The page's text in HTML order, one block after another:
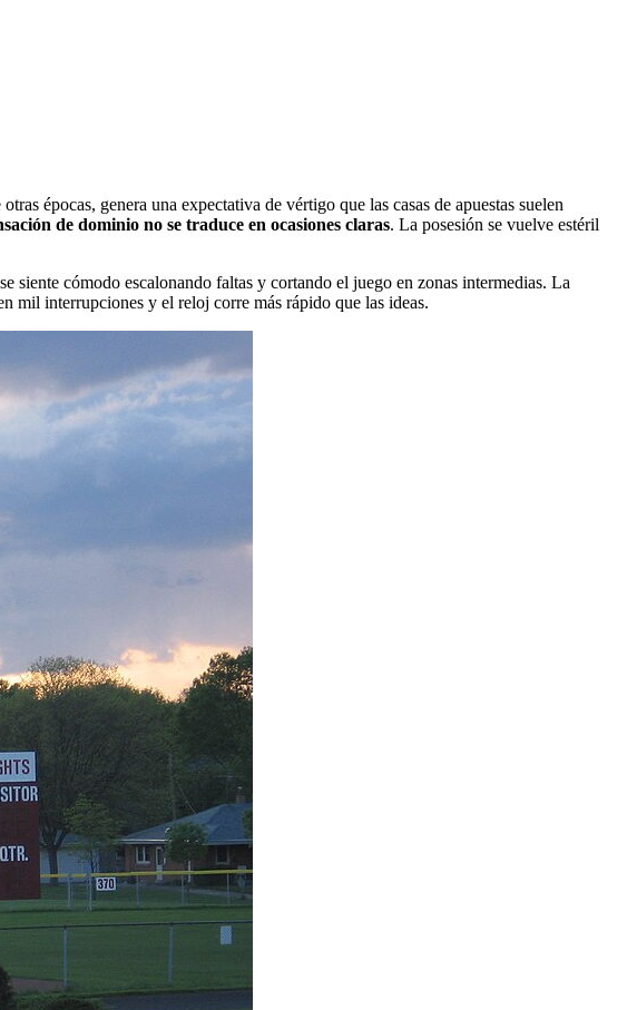
épocas, genera una expectativa de vértigo que las casas de apuestas suelen
de dominio no se traduce en ocasiones claras. La posesión se vuelve estéril
siente cómodo escalonando faltas y cortando el juego en zonas intermedias. La
mil interrupciones y el reloj corre más rápido que las ideas.